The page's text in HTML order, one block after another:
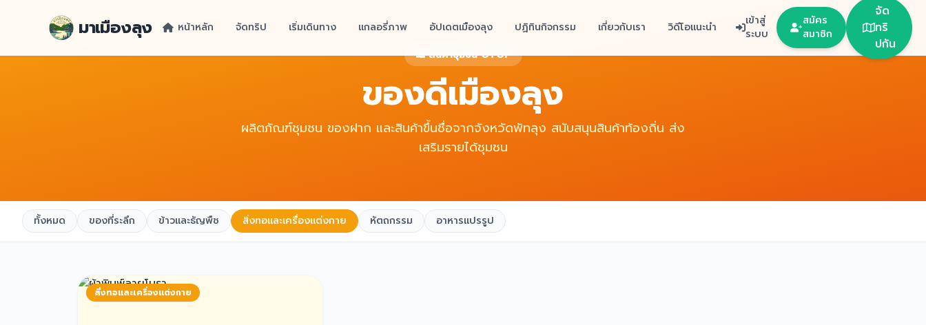
มาเมืองลุง หน้าหลัก จัดทริป เริ่มเดินทาง แกลอรี่ภาพ อัปเดตเมืองลุง ปฏิทินกิจกรรม เกี่ยวกับเรา วิดีโอแนะนำ
เข้าสู่
ระบบ
สมัคร
สมาชิก
จัด
ทริ
ปกัน
🛍️ สินค้าชุมชน OTOP
ของดีเมืองลุง
ผลิตภัณฑ์ชุมชน ของฝาก และสินค้าขึ้นชื่อจากจังหวัดพัทลุง สนับสนุนสินค้าท้องถิ่น ส่ง
เสริมรายได้ชุมชน
ทั้งหมด ของที่ระลึก ข้าวและธัญพืช สิ่งทอและเครื่องแต่งกาย หัตถกรรม อาหารแปรรูป
สิ่งทอและเครื่องแต่งกาย